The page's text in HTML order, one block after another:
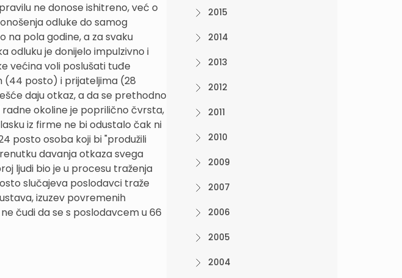
ne donose ishitreno, već o
odluke do samog
na pola godine, a za svaku
odluku je donijelo impulzivno i
većina voli poslušati tuđe
(44 posto) i prijateljima (28
daju otkaz, a da se prethodno
okoline je poprilično čvrsta,
iz firme ne bi odustalo čak ni
posto osoba koji bi "produžili
davanja otkaza svega
ljudi bio je u procesu traženja
slučajeva poslodavci traže
izuzev povremenih
čudi da se s poslodavcem u 66
2015
2014
2013
2012
2011
2010
2009
2007
2006
2005
2004